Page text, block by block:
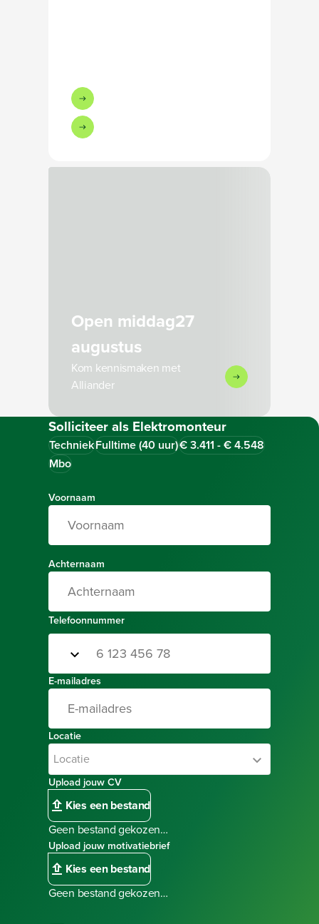
Open middag27
augustus
Kom kennismaken met
Alliander
Solliciteer als Elektromonteur
TechniekFulltime (40 uur)€ 3.411 - € 4.548
Mbo
Voornaam
Achternaam
Telefoonnummer
Selecteer landcode
E-mailadres
Locatie
Locatie
Upload jouw CV
Kies een bestand
Geen bestand gekozen…
Upload jouw motivatiebrief
Kies een bestand
Geen bestand gekozen…